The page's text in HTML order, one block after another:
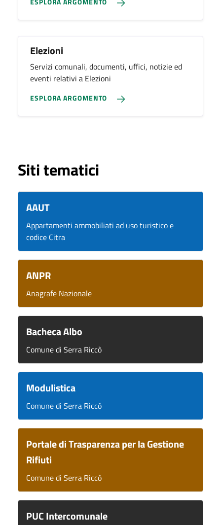
Elezioni
Servizi comunali, documenti, uffici, notizie ed
eventi relativi a Elezioni
ESPLORA ARGOMENTO
Siti tematici
AAUT
Appartamenti ammobiliati ad uso turistico e
codice Citra
ANPR
Anagrafe Nazionale
Bacheca Albo
Comune di Serra Riccò
Modulistica
Comune di Serra Riccò
Portale di Trasparenza per la Gestione
Rifiuti
Comune di Serra Riccò
PUC Intercomunale